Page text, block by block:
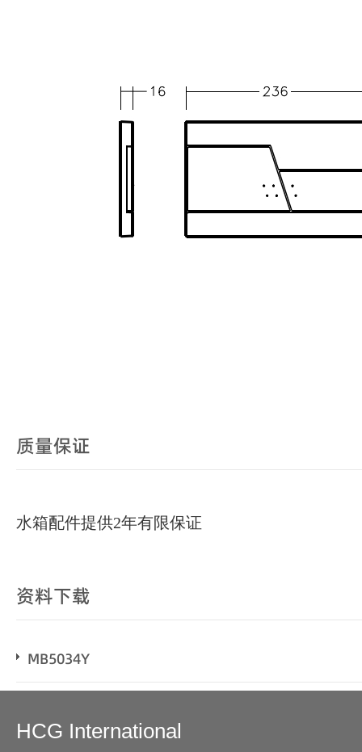
质量保证
水箱配件提供2年有限保证
资料下载
MB5034Y
HCG International